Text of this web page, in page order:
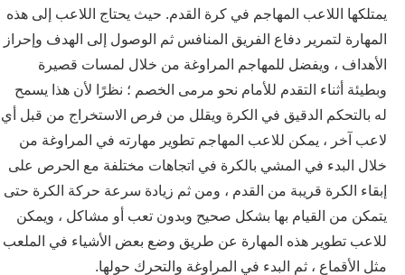
يمتلكها اللاعب المهاجم في كرة القدم. حيث يحتاج اللاعب إلى هذه
المهارة لتمرير دفاع الفريق المنافس ثم الوصول إلى الهدف وإحراز
الأهداف ، ويفضل للمهاجم المراوغة من خلال لمسات قصيرة
وبطيئة أثناء التقدم للأمام نحو مرمى الخصم ؛ نظرًا لأن هذا يسمح
له بالتحكم الدقيق في الكرة ويقلل من فرص الاستخراج من قبل أي
لاعب آخر ، يمكن للاعب المهاجم تطوير مهارته في المراوغة من
خلال البدء في المشي بالكرة في اتجاهات مختلفة مع الحرص على
إبقاء الكرة قريبة من القدم ، ومن ثم زيادة سرعة حركة الكرة حتى
يتمكن من القيام بها بشكل صحيح وبدون تعب أو مشاكل ، ويمكن
للاعب تطوير هذه المهارة عن طريق وضع بعض الأشياء في الملعب
مثل الأقماع ، ثم البدء في المراوغة والتحرك حولها.